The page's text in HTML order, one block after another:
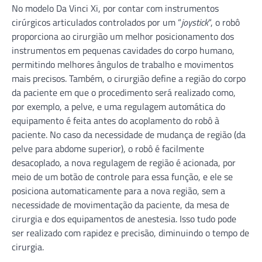
No modelo Da Vinci Xi, por contar com instrumentos
cirúrgicos articulados controlados por um “joystick“, o robô
proporciona ao cirurgião um melhor posicionamento dos
instrumentos em pequenas cavidades do corpo humano,
permitindo melhores ângulos de trabalho e movimentos
mais precisos. Também, o cirurgião define a região do corpo
da paciente em que o procedimento será realizado como,
por exemplo, a pelve, e uma regulagem automática do
equipamento é feita antes do acoplamento do robô à
paciente. No caso da necessidade de mudança de região (da
pelve para abdome superior), o robô é facilmente
desacoplado, a nova regulagem de região é acionada, por
meio de um botão de controle para essa função, e ele se
posiciona automaticamente para a nova região, sem a
necessidade de movimentação da paciente, da mesa de
cirurgia e dos equipamentos de anestesia. Isso tudo pode
ser realizado com rapidez e precisão, diminuindo o tempo de
cirurgia.